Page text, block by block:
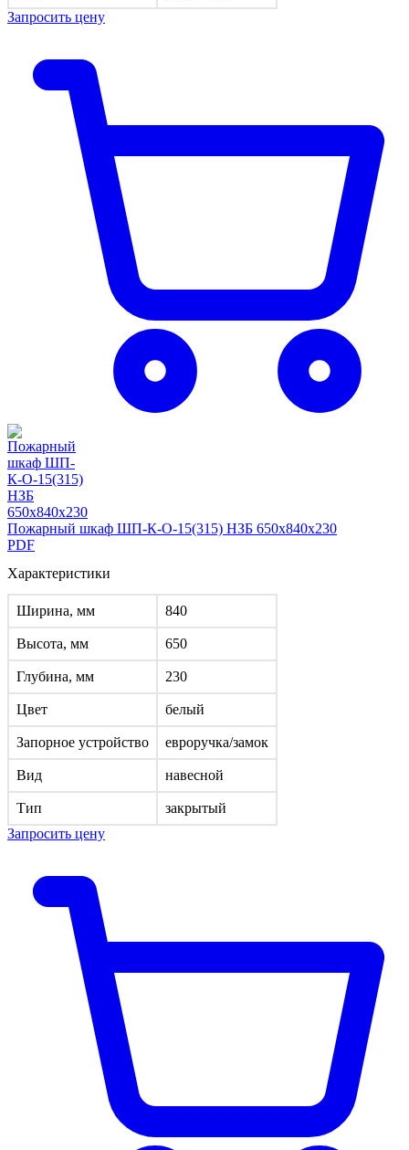
Запросить цену
Пожарный шкаф ШП-К-О-15(315) НЗБ 650x840x230
PDF
Характеристики
Ширина, мм 840
Высота, мм 650
Глубина, мм 230
Цвет белый
Запорное устройство евроручка/замок
Вид навесной
Тип
закрытый
Запросить цену